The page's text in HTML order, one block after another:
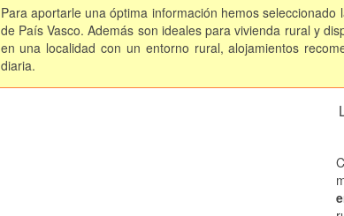
Para aportarle una óptima información hemos seleccionado
de País Vasco. Además son ideales para vivienda rural y
en una localidad con un entorno rural, alojamientos
diaria.